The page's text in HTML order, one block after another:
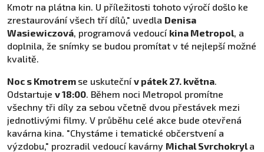
Kmotr na plátna kin. U příležitosti tohoto výročí došlo ke
zrestaurování všech tří dílů," uvedla Denisa
Wasiewiczová , programová vedoucí kina Metropol , a
doplnila, že snímky se budou promítat v té nejlepší možné
kvalitě.
Noc s Kmotrem se uskuteční v pátek 27. května
Odstartuje v 18:00 . Během noci Metropol promítne
všechny tři díly za sebou včetně dvou přestávek mezi
jednotlivými filmy. V průběhu celé akce bude otevřená
kavárna kina. "Chystáme i tematické občerstvení a
výzdobu," prozradil vedoucí kavárny Michal Svrchokryl a